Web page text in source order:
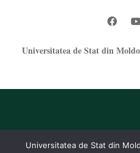
Universitatea de Stat din
Universitatea de Stat din